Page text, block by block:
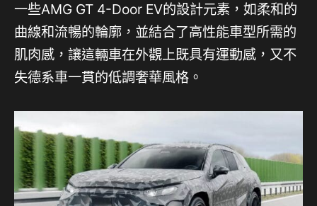
一些AMG GT 4-Door EV的設計元素，如柔和的
曲線和流暢的輪廓，並結合了高性能車型所需的
肌肉感，讓這輛車在外觀上既具有運動感，又不
失德系車一貫的低調奢華風格。